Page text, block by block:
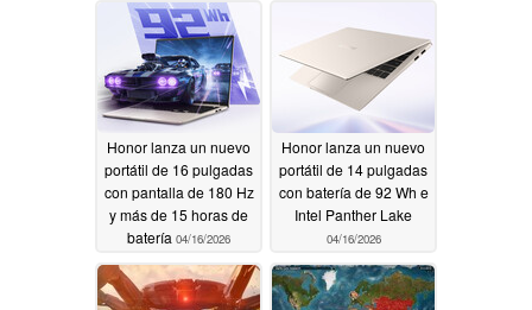
Honor lanza un nuevo
portátil de 16 pulgadas
con pantalla de 180 Hz
y más de 15 horas de
batería 04/16/2026
Honor lanza un nuevo
portátil de 14 pulgadas
con batería de 92 Wh e
Intel Panther Lake
04/16/2026